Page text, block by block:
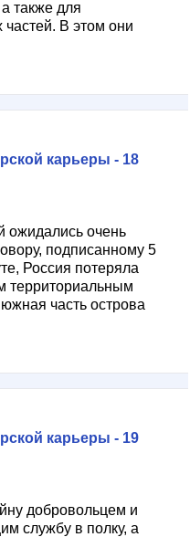
также для
В этом они
карьеры - 18
ожидались очень
подписанному 5
Россия потеряла
территориальным
часть острова
карьеры - 19
добровольцем и
службу в полку, а